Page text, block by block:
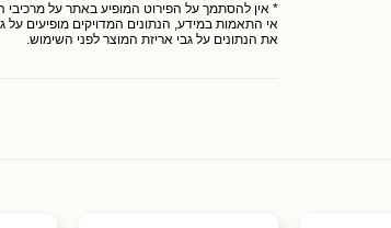
* אין להסתמך על הפירוט המופיע באתר על מרכיבי
אי התאמות במידע, הנתונים המדויקים מופיעים על
את הנתונים על גבי אריזת המוצר לפני השימוש.